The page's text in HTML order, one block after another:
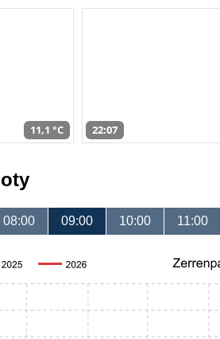
11,1 °C 22:07
08:00 09:00 10:00 11:00